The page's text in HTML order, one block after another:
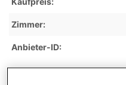
Zimmer
Anbieter-ID